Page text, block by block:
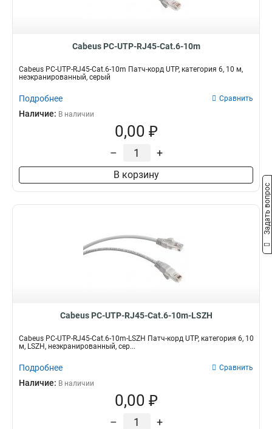
Cabeus PC-UTP-RJ45-Cat.6-10m
Cabeus PC-UTP-RJ45-Cat.6-10m Патч-корд UTP, категория 6, 10 м,
неэкранированный, серый
Подробнее Сравнить
Наличие: В наличии
0,00 ₽
– +
В корзину
Cabeus PC-UTP-RJ45-Cat.6-10m-LSZH
Cabeus PC-UTP-RJ45-Cat.6-10m-LSZH Патч-корд UTP, категория 6, 10
м, LSZH, неэкранированный, сер...
Подробнее Сравнить
Наличие: В наличии
0,00 ₽
– +
Задать вопрос